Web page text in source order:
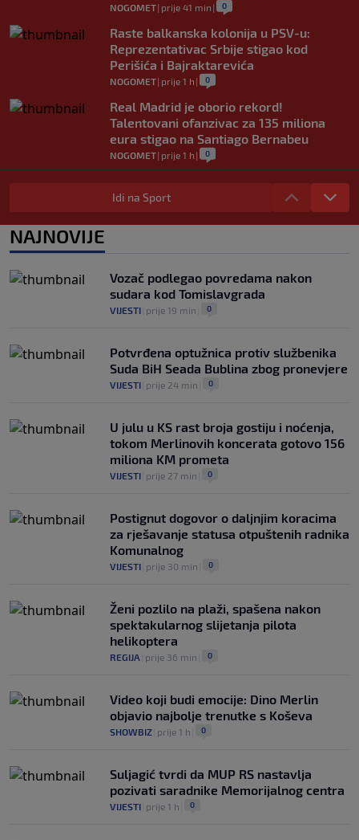
NOGOMET| prije 41 min | 0
Raste balkanska kolonija u PSV-u:
Reprezentativac Srbije stigao kod
Perišića i Bajraktarevića
NOGOMET| prije 1 h | 0
Real Madrid je oborio rekord!
Talentovani ofanzivac za 135 miliona
eura stigao na Santiago Bernabeu
NOGOMET| prije 1 h | 0
Argentinci će jedan trijumf sa
ovogodišnjeg Mundijala obilježavati kao
0
utrka: Talentovani fudbaler Sao Paula
učestvovao u nesreći sa smrtnim
ishodom
NOGOMET |
Idi na Sport
NAJNOVIJE
Vozač podlegao povredama nakon
sudara kod Tomislavgrada
VIJESTI prije 19 min 0
Potvrđena optužnica protiv službenika
Suda BiH Seada Bublina zbog pronevjere
VIJESTI prije 24 min 0
U julu u KS rast broja gostiju i noćenja,
tokom Merlinovih koncerata gotovo 156
miliona KM prometa
VIJESTI prije 27 min 0
Postignut dogovor o daljnjim koracima
za rješavanje statusa otpuštenih radnika
Komunalnog
VIJESTI prije 30 min 0
Ženi pozlilo na plaži, spašena nakon
spektakularnog slijetanja pilota
helikoptera
REGIJA prije 36 min 0
Video koji budi emocije: Dino Merlin
objavio najbolje trenutke s Koševa
SHOWBIZ prije 1 h 0
Suljagić tvrdi da MUP RS nastavlja
pozivati saradnike Memorijalnog centra
VIJESTI prije 1 h 0